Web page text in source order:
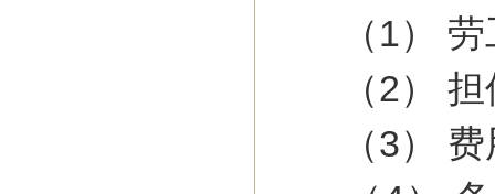
（1） 劳
（2） 担
（3） 费